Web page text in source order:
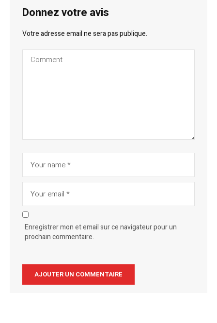
Donnez votre avis
Votre adresse email ne sera pas publique.
Enregistrer mon et email sur ce navigateur pour un
prochain commentaire.